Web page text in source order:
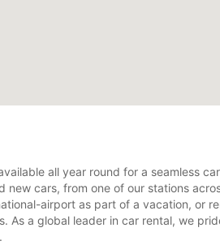
all year round for a seamless
new cars, from one of our stations
airport as part of a vacation, or
As a global leader in car rental, we